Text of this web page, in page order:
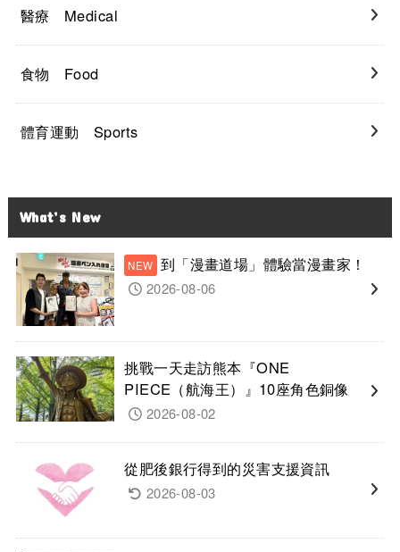
醫療 Medical
食物 Food
體育運動 Sports
What’s New
到「漫畫道場」體驗當漫畫家！
2026-08-06
挑戰一天走訪熊本『ONE
PIECE（航海王）』10座角色銅像
2026-08-02
從肥後銀行得到的災害支援資訊
2026-08-03